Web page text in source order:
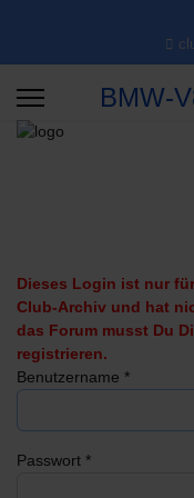
BMW-
Dieses Login ist nur
Club-Archiv und hat
das Forum musst Du
registrieren.
Benutzername *
Passwort *